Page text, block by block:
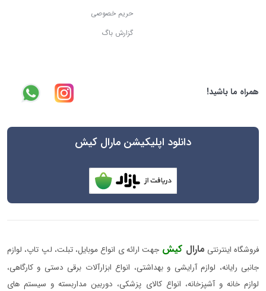
حریم خصوصی
گزارش باگ
همراه ما باشید!
دانلود اپلیکیشن مارال کیش
فروشگاه اینترنتی مارال کیش جهت ارائه ی انواع موبایل، تبلت، لپ تاپ، لوازم
جانبی رایانه، لوازم آرایشی و بهداشتی، انواع ابزارآلات برقی دستی و کارگاهی،
لوازم خانه و آشپزخانه، انواع کالای پزشکی، دوربین مداربسته و سیستم های